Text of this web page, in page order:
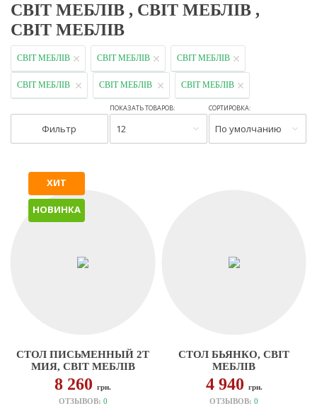
СВІТ МЕБЛІВ , СВІТ МЕБЛІВ ,
СВІТ МЕБЛІВ
СВІТ МЕБЛІВ СВІТ МЕБЛІВ СВІТ МЕБЛІВ
СВІТ МЕБЛІВ СВІТ МЕБЛІВ СВІТ МЕБЛІВ
Фильтр
ПОКАЗАТЬ ТОВАРОВ:
12
СОРТИРОВКА:
По умолчанию
ХИТ
НОВИНКА
СТОЛ ПИСЬМЕННЫЙ 2Т
МИЯ, СВІТ МЕБЛІВ
8 260грн.
ОТЗЫВОВ: 0
СТОЛ БЬЯНКО, СВІТ
МЕБЛІВ
4 940 грн.
ОТЗЫВОВ:0